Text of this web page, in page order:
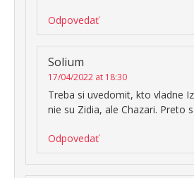
Odpovedať
Solium
17/04/2022 at 18:30
Treba si uvedomit, kto vladne
nie su Zidia, ale Chazari. Preto
Odpovedať